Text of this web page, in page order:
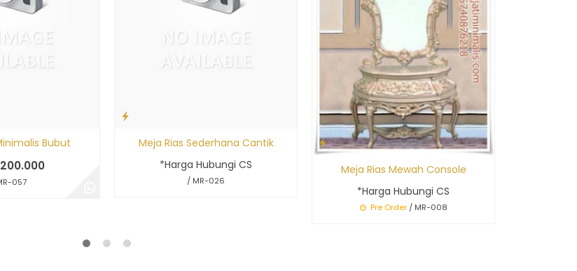
Bubut
057
Meja Rias Sederhana Cantik
*Harga Hubungi CS
/ MR-026
Meja Rias Mewah Console
*Harga Hubungi CS
Pre Order/ MR-008